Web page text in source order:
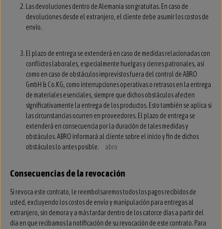
Las devoluciones dentro de Alemania son gratuitas. En caso de
devoluciones desde el extranjero, el cliente debe asumir los costos de
envío.
El plazo de entrega se extenderá en caso de medidas relacionadas con
conflictos laborales, especialmente huelgas y cierres patronales, así
como en caso de obstáculos imprevistos fuera del control de ABRO
GmbH & Co.KG, como interrupciones operativas o retrasos en la entrega
de materiales esenciales, siempre que dichos obstáculos afecten
significativamente la entrega de los productos. Esto también se aplica si
las circunstancias ocurren en proveedores. El plazo de entrega se
extenderá en consecuencia por la duración de tales medidas y
obstáculos. ABRO informará al cliente sobre el inicio y fin de dichos
obstáculos lo antes posible.
abro
Consecuencias de la revocación
Si revoca este contrato, le reembolsaremos todos los pagos recibidos de
usted, excluyendo los costos de envío y manipulación para entregas al
extranjero, sin demora y a más tardar dentro de los catorce días a partir del
día en que recibamos la notificación de su revocación de este contrato. Para